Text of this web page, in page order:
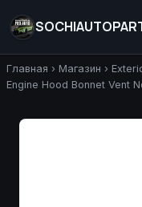
Главная › Магазин ›
Engine Hood Bonnet Vent